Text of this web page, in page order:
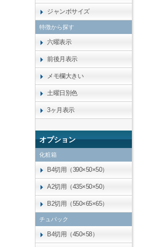
ジャンボサイズ
特徴から探す
六曜表示
前後月表示
メモ欄大きい
土曜日別色
3ヶ月表示
オプション
化粧箱
B4切用（390×50×50）
A2切用（435×50×50）
B2切用（550×65×65）
チュパック
B4切用（450×58）